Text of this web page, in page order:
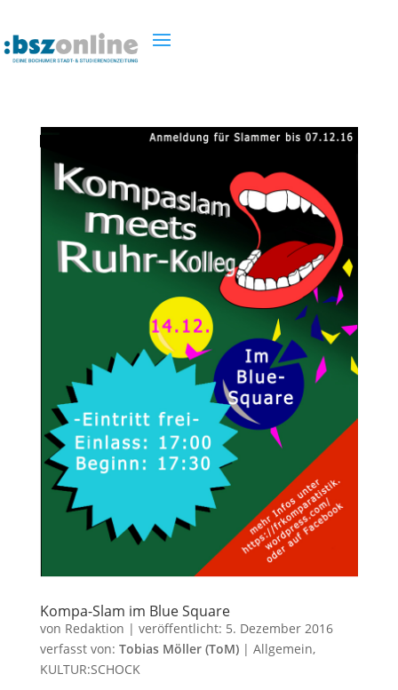
Kompa-Slam im Blue Square
von Redaktion | veröffentlicht: 5. Dezember 2016
verfasst von: Tobias Möller (ToM)| Allgemein,
KULTUR:SCHOCK